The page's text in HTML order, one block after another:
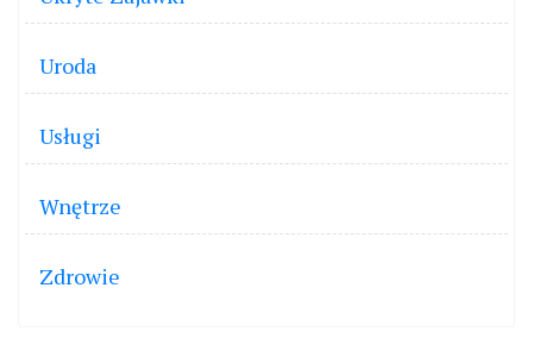
Uroda
Usługi
Wnętrze
Zdrowie